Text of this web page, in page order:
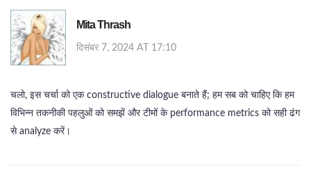
Mita Thrash
दिसंबर 7, 2024 AT 17:10
चलो, इस चर्चा को एक constructive dialogue बनाते हैं; हम सब को चाहिए कि हम
विभिन्न तकनीकी पहलुओं को समझें और टीमों के performance metrics को सही ढंग
से analyze करें।